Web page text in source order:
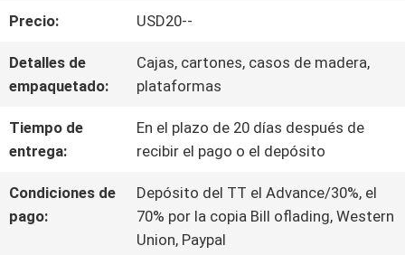
UNA
CITA
MAPA
SITIO
Precio: USD20--
Detalles de
empaquetado:
Cajas, cartones, casos de madera,
plataformas
Tiempo de
entrega:
En el plazo de 20 días después de
recibir el pago o el depósito
Condiciones de
pago:
Depósito del TT el Advance/30%, el
70% por la copia Bill oflading, Western
Union, Paypal